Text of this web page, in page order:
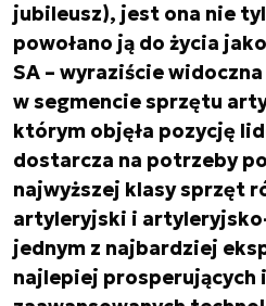
jubileusz), jest ona nie
powołano ją do życia
SA – wyraziście
w segmencie sprzętu
którym objęła pozycję
dostarcza na potrzeby
najwyższej klasy sprzęt
artyleryjski i
jednym z najbardziej
najlepiej prosperujących